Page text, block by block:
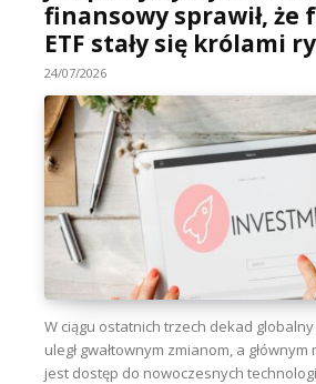
finansowy sprawił, że
ETF stały się królami
24/07/2026
W ciągu ostatnich trzech dekad
uległ gwałtownym zmianom, a
jest dostęp do nowoczesnych